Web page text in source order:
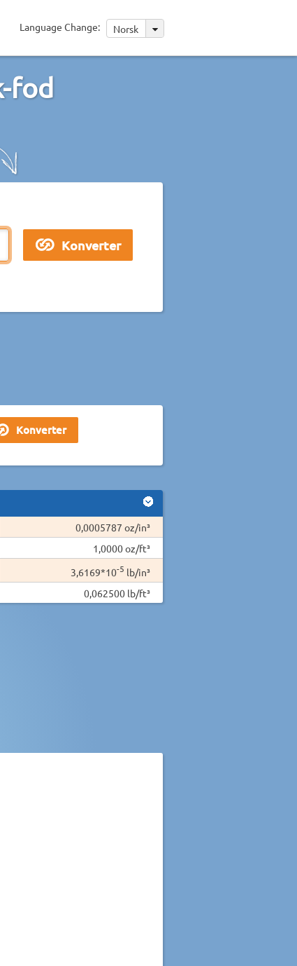
Language Change: Norsk
fod
0,0005787 oz/in³
1,0000 oz/ft³
3,6169*10-5 lb/in³
0,062500 lb/ft³